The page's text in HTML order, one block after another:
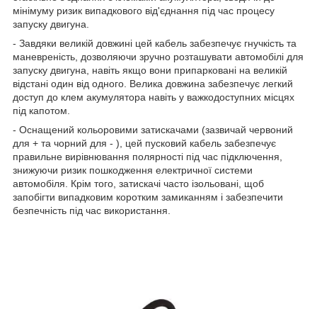
мінімуму ризик випадкового від'єднання під час процесу
запуску двигуна.
- Завдяки великій довжині цей кабель забезпечує гнучкість та
маневреність, дозволяючи зручно розташувати автомобілі для
запуску двигуна, навіть якщо вони припарковані на великій
відстані один від одного. Велика довжина забезпечує легкий
доступ до клем акумулятора навіть у важкодоступних місцях
під капотом.
- Оснащений кольоровими затискачами (зазвичай червоний
для + та чорний для - ), цей пусковий кабель забезпечує
правильне вирівнювання полярності під час підключення,
знижуючи ризик пошкодження електричної системи
автомобіля. Крім того, затискачі часто ізольовані, щоб
запобігти випадковим коротким замиканням і забезпечити
безпечність під час використання.